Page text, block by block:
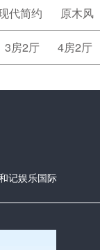
代简约 原木风
3房2厅 4房2厅
记娱乐国际